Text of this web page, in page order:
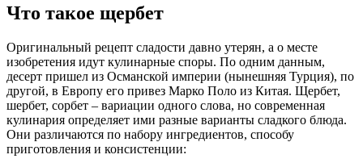
Что такое щербет
Оригинальный рецепт сладости давно утерян, а о месте
изобретения идут кулинарные споры. По одним данным,
десерт пришел из Османской империи (нынешняя Турция), по
другой, в Европу его привез Марко Поло из Китая. Щербет,
шербет, сорбет – вариации одного слова, но современная
кулинария определяет ими разные варианты сладкого блюда.
Они различаются по набору ингредиентов, способу
приготовления и консистенции: